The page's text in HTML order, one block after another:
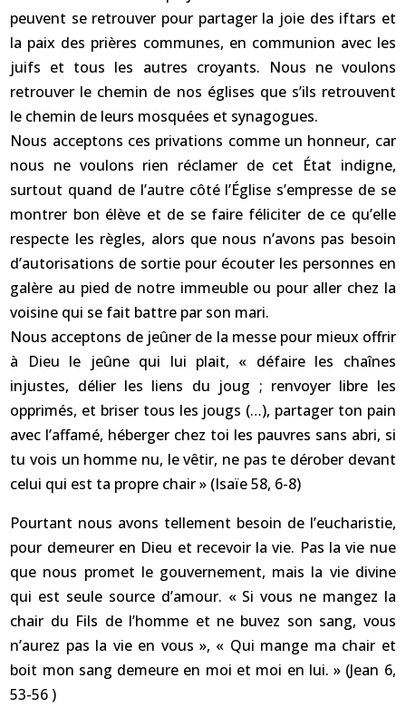
peuvent se retrouver pour partager la joie des iftars et
la paix des prières communes, en communion avec les
juifs et tous les autres croyants. Nous ne voulons
retrouver le chemin de nos églises que s’ils retrouvent
le chemin de leurs mosquées et synagogues.
Nous acceptons ces privations comme un honneur, car
nous ne voulons rien réclamer de cet État indigne,
surtout quand de l’autre côté l’Église s’empresse de se
montrer bon élève et de se faire féliciter de ce qu’elle
respecte les règles, alors que nous n’avons pas besoin
d’autorisations de sortie pour écouter les personnes en
galère au pied de notre immeuble ou pour aller chez la
voisine qui se fait battre par son mari.
Nous acceptons de jeûner de la messe pour mieux offrir
à Dieu le jeûne qui lui plait, « défaire les chaînes
injustes, délier les liens du joug ; renvoyer libre les
opprimés, et briser tous les jougs (…), partager ton pain
avec l’affamé, héberger chez toi les pauvres sans abri, si
tu vois un homme nu, le vêtir, ne pas te dérober devant
celui qui est ta propre chair » (Isaïe 58, 6-8)
Pourtant nous avons tellement besoin de l’eucharistie,
pour demeurer en Dieu et recevoir la vie. Pas la vie nue
que nous promet le gouvernement, mais la vie divine
qui est seule source d’amour. « Si vous ne mangez la
chair du Fils de l’homme et ne buvez son sang, vous
n’aurez pas la vie en vous », « Qui mange ma chair et
boit mon sang demeure en moi et moi en lui. » (Jean 6,
53-56 )